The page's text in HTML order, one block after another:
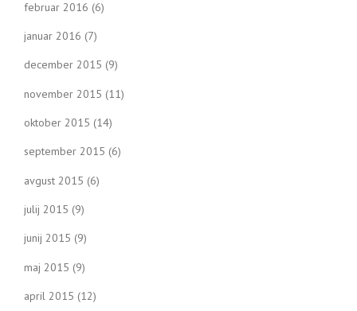
februar 2016 (6)
januar 2016 (7)
december 2015 (9)
november 2015 (11)
oktober 2015 (14)
september 2015 (6)
avgust 2015 (6)
julij 2015 (9)
junij 2015 (9)
maj 2015 (9)
april 2015 (12)